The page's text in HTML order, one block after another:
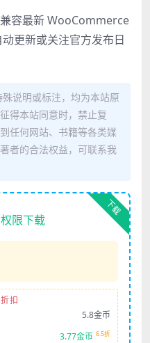
容最新 WooCommerce
更新或关注官方发布日
说明或标注，均为本站原
得本站同意时，禁止复
任何网站、书籍等各类媒
者的合法权益，可联系我
下载
限下载
扣
5.8金币
3.77金币 6.5折